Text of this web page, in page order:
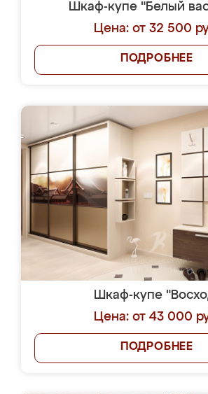
Шкаф-купе "Белый
Цена: от 32 500
ПОДРОБНЕЕ
Шкаф-купе
Цена: от 43 000
ПОДРОБНЕЕ